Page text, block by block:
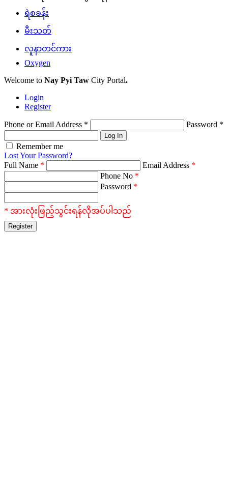
ရဲစခန်း
မီးသတ်
လူနာတင်ကား
Oxygen
Welcome to Nay Pyi Taw City Portal.
Login
Register
Phone or Email Address * Password *
Log In
Remember me
Lost Your Password?
Full Name * Email Address *
Phone No *
Password *
* အားလုံးဖြည့်သွင်းရန်လိုအပ်ပါသည်
Register